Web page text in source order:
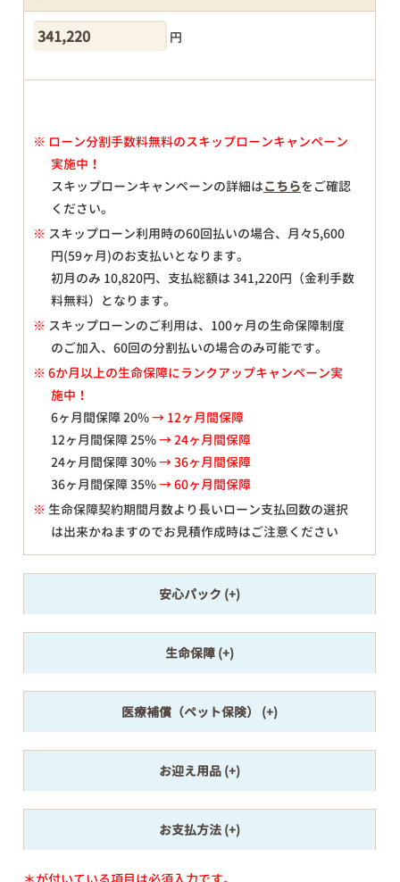
円
※ ローン分割手数料無料のスキップローンキャンペーン
実施中！
スキップローンキャンペーンの詳細はこちらをご確認
ください。
※ スキップローン利用時の60回払いの場合、月々5,600
円(59ヶ月)のお支払いとなります。
初月のみ 10,820円、支払総額は341,220円（金利手数
料無料）となります。
※ スキップローンのご利用は、100ヶ月の生命保障制度
のご加入、60回の分割払いの場合のみ可能です。
※ 6か月以上の生命保障にランクアップキャンペーン実
施中！
6ヶ月間保障 20%→ 12ヶ月間保障
12ヶ月間保障 25%→ 24ヶ月間保障
24ヶ月間保障 30%→ 36ヶ月間保障
36ヶ月間保障 35%→ 60ヶ月間保障
※ 生命保障契約期間月数より長いローン支払回数の選択
は出来かねますのでお見積作成時はご注意ください
安心パック
生命保障
医療補償（ペット保険）
お迎え用品
お支払方法